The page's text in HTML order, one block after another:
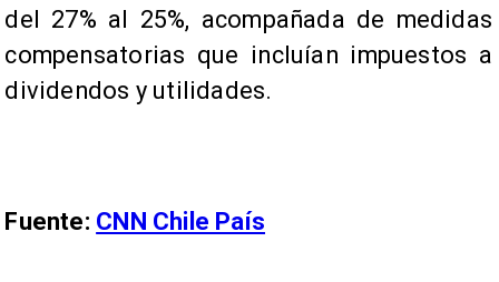
del 27% al 25%, acompañada de medidas
compensatorias que incluían impuestos a
dividendos y utilidades.
Fuente: CNN Chile País